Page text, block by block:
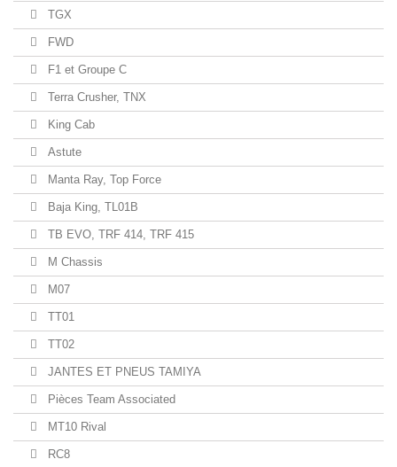
TGX
FWD
F1 et Groupe C
Terra Crusher, TNX
King Cab
Astute
Manta Ray, Top Force
Baja King, TL01B
TB EVO, TRF 414, TRF 415
M Chassis
M07
TT01
TT02
JANTES ET PNEUS TAMIYA
Pièces Team Associated
MT10 Rival
RC8